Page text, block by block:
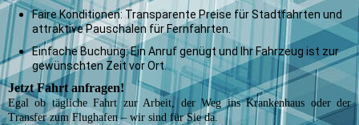
Faire Konditionen: Transparente Preise für Stadtfahrten und
attraktive Pauschalen für Fernfahrten.
Einfache Buchung: Ein Anruf genügt und Ihr Fahrzeug ist zur
gewünschten Zeit vor Ort.
Jetzt Fahrt anfragen!
Egal ob tägliche Fahrt zur Arbeit, der Weg ins Krankenhaus oder der
Transfer zum Flughafen – wir sind für Sie da.